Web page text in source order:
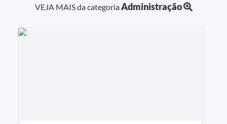
VEJA MAIS da categoriaAdministração